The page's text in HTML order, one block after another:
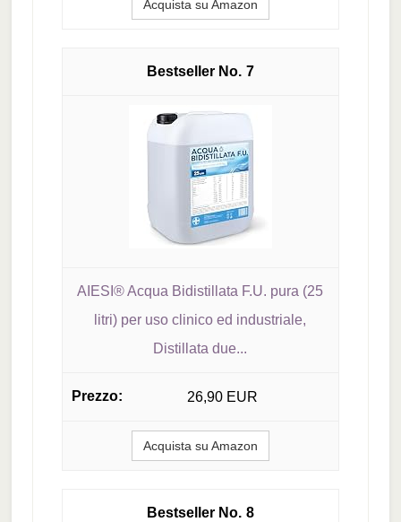
Acquista su Amazon
7
AIESI® Acqua Bidistillata F.U. pura (25
litri) per uso clinico ed industriale,
Distillata due...
26,90 EUR
Acquista su Amazon
8